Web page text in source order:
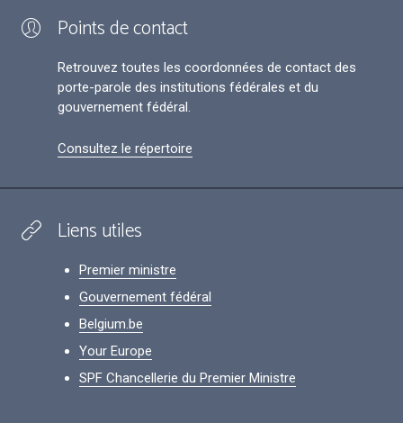
Points de contact
Retrouvez toutes les coordonnées de contact des
porte-parole des institutions fédérales et du
gouvernement fédéral.
Consultez le répertoire
Liens utiles
Premier ministre
Gouvernement fédéral
Belgium.be
Your Europe
SPF Chancellerie du Premier Ministre